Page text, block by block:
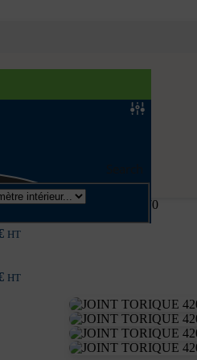
TORIQUE 420×5 NBR70
HT
HT